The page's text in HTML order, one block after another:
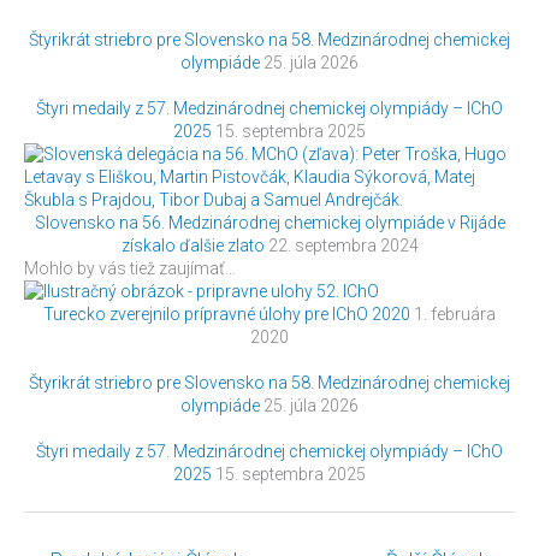
Štyrikrát striebro pre Slovensko na 58. Medzinárodnej chemickej
olympiáde 25. júla 2026
Štyri medaily z 57. Medzinárodnej chemickej olympiády – IChO
2025 15. septembra 2025
Slovensko na 56. Medzinárodnej chemickej olympiáde v Rijáde
získalo ďalšie zlato 22. septembra 2024
Mohlo by vás tiež zaujímať…
Turecko zverejnilo prípravné úlohy pre IChO 2020 1. februára
2020
Štyrikrát striebro pre Slovensko na 58. Medzinárodnej chemickej
olympiáde 25. júla 2026
Štyri medaily z 57. Medzinárodnej chemickej olympiády – IChO
2025 15. septembra 2025